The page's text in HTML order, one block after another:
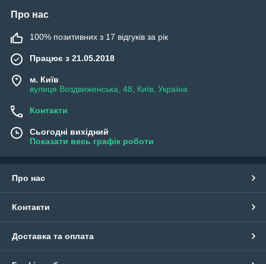
Про нас
100% позитивних з 17 відгуків за рік
Працює з 21.05.2018
м. Київ
вулиця Воздвиженська, 48, Київ, Україна
Контакти
Сьогодні вихідний
Показати весь графік роботи
Про нас
Контакти
Доставка та оплата